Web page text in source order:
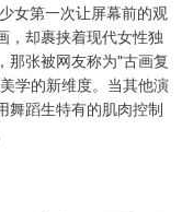
女第一次让屏幕前的观
，却裹挟着现代女性独
那张被网友称为"古画复
学的新维度。当其他演
舞蹈生特有的肌肉控制